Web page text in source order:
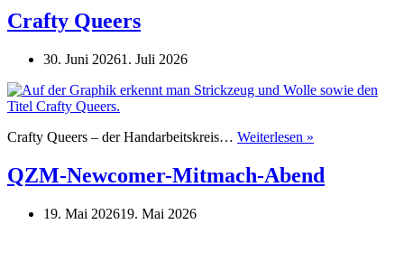
Crafty Queers
30. Juni 20261. Juli 2026
Crafty Queers – der Handarbeitskreis… Weiterlesen »
QZM-Newcomer-Mitmach-Abend
19. Mai 202619. Mai 2026